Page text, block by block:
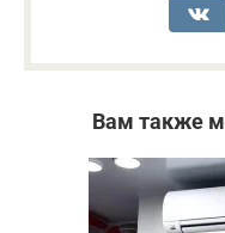
Вам также